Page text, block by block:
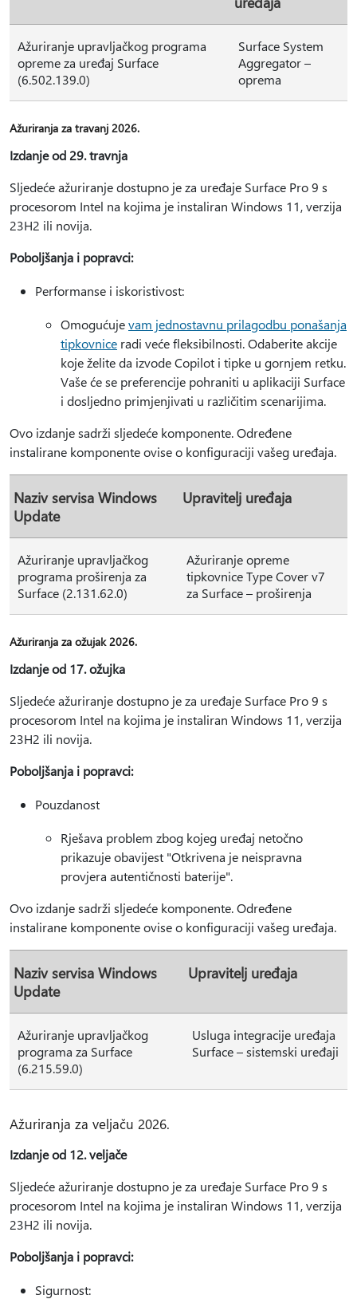
Ažuriranje upravljačkog programa
opreme za uređaj Surface
(6.502.139.0)
Surface System
Aggregator –
oprema
Ažuriranja za travanj 2026.
Izdanje od 29. travnja
Sljedeće ažuriranje dostupno je za uređaje Surface Pro 9 s
procesorom Intel na kojima je instaliran Windows 11, verzija
23H2 ili novija.
Poboljšanja i popravci:
Performanse i iskoristivost:
Omogućujevam jednostavnu prilagodbu ponašanja
tipkovnice radi veće fleksibilnosti. Odaberite akcije
koje želite da izvode Copilot i tipke u gornjem retku.
Vaše će se preferencije pohraniti u aplikaciji Surface
i dosljedno primjenjivati u različitim scenarijima.
Ovo izdanje sadrži sljedeće komponente. Određene
instalirane komponente ovise o konfiguraciji vašeg uređaja.
Naziv servisa Windows
Update
Upravitelj uređaja
Ažuriranje upravljačkog
programa proširenja za
Surface (2.131.62.0)
Ažuriranje opreme
tipkovnice Type Cover v7
za Surface – proširenja
Ažuriranja za ožujak 2026.
Izdanje od 17. ožujka
Sljedeće ažuriranje dostupno je za uređaje Surface Pro 9 s
procesorom Intel na kojima je instaliran Windows 11, verzija
23H2 ili novija.
Poboljšanja i popravci:
Pouzdanost
Rješava problem zbog kojeg uređaj netočno
prikazuje obavijest "Otkrivena je neispravna
provjera autentičnosti baterije".
Ovo izdanje sadrži sljedeće komponente. Određene
instalirane komponente ovise o konfiguraciji vašeg uređaja.
Naziv servisa Windows
Update
Upravitelj uređaja
Ažuriranje upravljačkog
programa za Surface
(6.215.59.0)
Usluga integracije uređaja
Surface – sistemski uređaji
Ažuriranja za veljaču 2026.
Izdanje od 12. veljače
Sljedeće ažuriranje dostupno je za uređaje Surface Pro 9 s
procesorom Intel na kojima je instaliran Windows 11, verzija
23H2 ili novija.
Poboljšanja i popravci:
Sigurnost: